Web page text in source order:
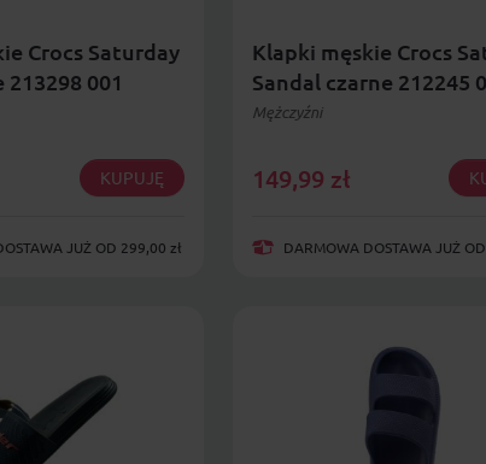
Crocs Saturday
001
KUPUJĘ
JUŻ OD 299,00 zł
Klapki męskie Crocs
Sandal czarne 212245
Mężczyźni
149,99 zł
DARMOWA DOSTAWA JUŻ